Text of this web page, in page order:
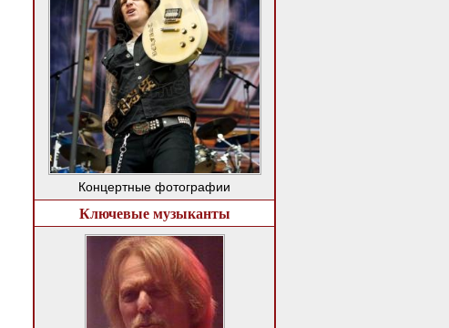
Концертные фотографии
Ключевые музыканты